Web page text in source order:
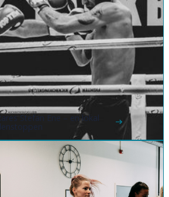
Stefan Ene – en lokal